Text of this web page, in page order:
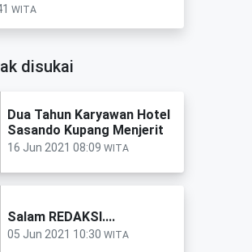
WITA
disukai
Dua Tahun Karyawan Hotel
Sasando Kupang Menjerit
16 Jun 2021 08:09 WITA
Salam REDAKSI....
05 Jun 2021 10:30 WITA